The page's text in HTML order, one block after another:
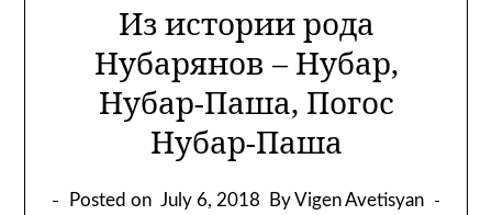
Из истории рода
Нубарянов – Нубар,
Нубар-Паша, Погос
Нубар-Паша
Posted on July 6, 2018 By Vigen Avetisyan